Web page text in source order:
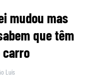
mudou mas
que têm
carro
Luís